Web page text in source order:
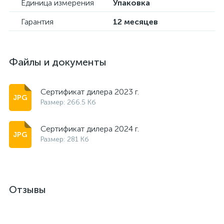
Единица измерения
Упаковка
Гарантия
12 месяцев
Файлы и документы
Сертификат дилера 2023 г.
Размер: 266.5 Кб
Сертификат дилера 2024 г.
Размер: 281 Кб
Отзывы